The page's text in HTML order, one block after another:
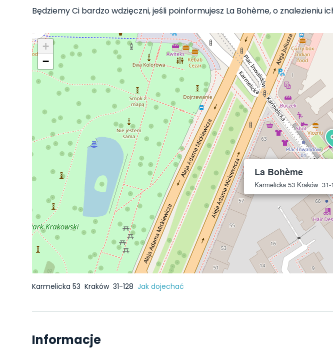
Będziemy Ci bardzo wdzięczni, jeśli poinformujesz La Bohème, o
La Bohème
Karmelicka 53 Kraków 31-
+
−
Karmelicka 53 Kraków 31-128 Jak dojechać
Informacje